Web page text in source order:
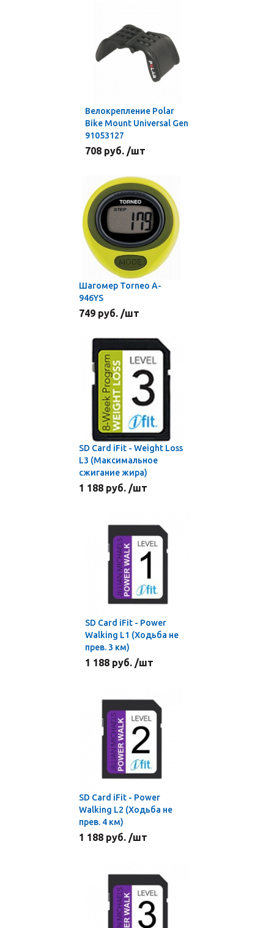
Велокрепление Polar
Bike Mount Universal Gen
91053127
708 руб. /шт
Шагомер Torneo A-
946YS
749 руб. /шт
SD Card iFit - Weight Loss
L3 (Максимальное
сжигание жира)
1 188 руб. /шт
SD Card iFit - Power
Walking L1 (Ходьба не
прев. 3 км)
1 188 руб. /шт
SD Card iFit - Power
Walking L2 (Ходьба не
прев. 4 км)
1 188 руб. /шт